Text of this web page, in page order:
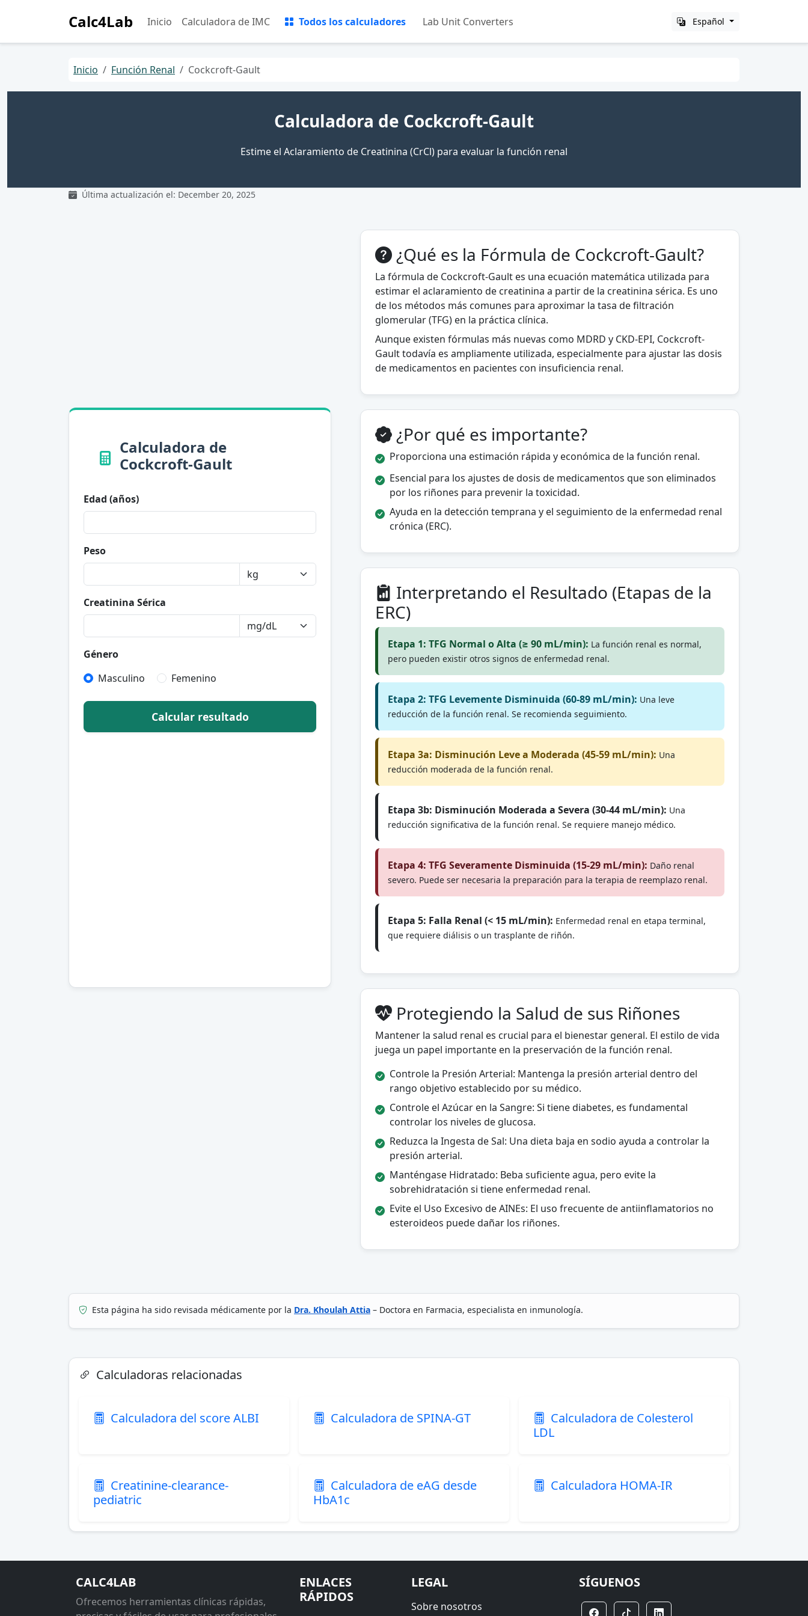
Calc4Lab Español
Inicio Calculadora de IMC Todos los calculadores Lab Unit Converters
Inicio Función Renal Cockcroft-Gault
Calculadora de Cockcroft-Gault
Estime el Aclaramiento de Creatinina (CrCl) para evaluar la función renal
Última actualización el: December 20, 2025
Calculadora de
Cockcroft-Gault
Edad (años)
Peso
Creatinina Sérica
Género
Masculino
Femenino
Calcular resultado
¿Qué es la Fórmula de Cockcroft-Gault?
La fórmula de Cockcroft-Gault es una ecuación matemática utilizada para
estimar el aclaramiento de creatinina a partir de la creatinina sérica. Es uno
de los métodos más comunes para aproximar la tasa de filtración
glomerular (TFG) en la práctica clínica.
Aunque existen fórmulas más nuevas como MDRD y CKD-EPI, Cockcroft-
Gault todavía es ampliamente utilizada, especialmente para ajustar las dosis
de medicamentos en pacientes con insuficiencia renal.
¿Por qué es importante?
Proporciona una estimación rápida y económica de la función renal.
Esencial para los ajustes de dosis de medicamentos que son eliminados
por los riñones para prevenir la toxicidad.
Ayuda en la detección temprana y el seguimiento de la enfermedad renal
crónica (ERC).
Interpretando el Resultado (Etapas de la
ERC)
Etapa 1: TFG Normal o Alta (≥ 90 mL/min): La función renal es normal,
pero pueden existir otros signos de enfermedad renal.
Etapa 2: TFG Levemente Disminuida (60-89 mL/min): Una leve
reducción de la función renal. Se recomienda seguimiento.
Etapa 3a: Disminución Leve a Moderada (45-59 mL/min): Una
reducción moderada de la función renal.
Etapa 3b: Disminución Moderada a Severa (30-44 mL/min): Una
reducción significativa de la función renal. Se requiere manejo médico.
Etapa 4: TFG Severamente Disminuida (15-29 mL/min): Daño renal
severo. Puede ser necesaria la preparación para la terapia de reemplazo renal.
Etapa 5: Falla Renal (< 15 mL/min): Enfermedad renal en etapa terminal,
que requiere diálisis o un trasplante de riñón.
Protegiendo la Salud de sus Riñones
Mantener la salud renal es crucial para el bienestar general. El estilo de vida
juega un papel importante en la preservación de la función renal.
Controle la Presión Arterial: Mantenga la presión arterial dentro del
rango objetivo establecido por su médico.
Controle el Azúcar en la Sangre: Si tiene diabetes, es fundamental
controlar los niveles de glucosa.
Reduzca la Ingesta de Sal: Una dieta baja en sodio ayuda a controlar la
presión arterial.
Manténgase Hidratado: Beba suficiente agua, pero evite la
sobrehidratación si tiene enfermedad renal.
Evite el Uso Excesivo de AINEs: El uso frecuente de antiinflamatorios no
esteroideos puede dañar los riñones.
Esta página ha sido revisada médicamente por la Dra. Khoulah Attia – Doctora en Farmacia, especialista en inmunología.
Calculadoras relacionadas
Calculadora del score ALBI Calculadora de SPINA-GT
Calculadora de Colesterol
LDL
Creatinine-clearance-
pediatric
Calculadora de eAG desde
HbA1c
Calculadora HOMA-IR
CALC4LAB
Ofrecemos herramientas clínicas rápidas,
ENLACES
RÁPIDOS
LEGAL
Sobre nosotros
SÍGUENOS